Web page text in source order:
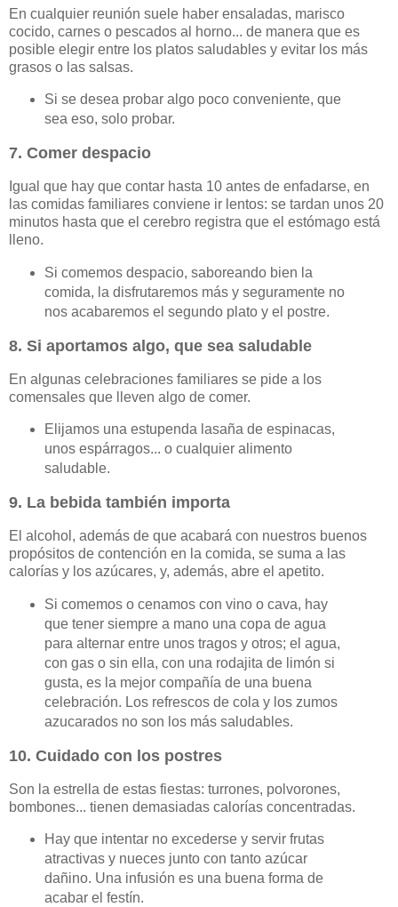
En cualquier reunión suele haber ensaladas, marisco
cocido, carnes o pescados al horno... de manera que es
posible elegir entre los platos saludables y evitar los más
grasos o las salsas.
Si se desea probar algo poco conveniente, que
sea eso, solo probar.
7. Comer despacio
Igual que hay que contar hasta 10 antes de enfadarse, en
las comidas familiares conviene ir lentos: se tardan unos 20
minutos hasta que el cerebro registra que el estómago está
lleno.
Si comemos despacio, saboreando bien la
comida, la disfrutaremos más y seguramente no
nos acabaremos el segundo plato y el postre.
8. Si aportamos algo, que sea saludable
En algunas celebraciones familiares se pide a los
comensales que lleven algo de comer.
Elijamos una estupenda lasaña de espinacas,
unos espárragos... o cualquier alimento
saludable.
9. La bebida también importa
El alcohol, además de que acabará con nuestros buenos
propósitos de contención en la comida, se suma a las
calorías y los azúcares, y, además, abre el apetito.
Si comemos o cenamos con vino o cava, hay
que tener siempre a mano una copa de agua
para alternar entre unos tragos y otros; el agua,
con gas o sin ella, con una rodajita de limón si
gusta, es la mejor compañía de una buena
celebración. Los refrescos de cola y los zumos
azucarados no son los más saludables.
10. Cuidado con los postres
Son la estrella de estas fiestas: turrones, polvorones,
bombones... tienen demasiadas calorías concentradas.
Hay que intentar no excederse y servir frutas
atractivas y nueces junto con tanto azúcar
dañino. Una infusión es una buena forma de
acabar el festín.